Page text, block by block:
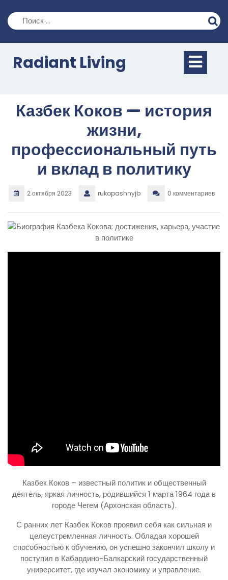
содержимому
Radiant Living
Казбек Коков — история
жизни,
профессиональный путь
и вклад в политику
2 октября 2023 rukopashnyjb 0 комментариев
Казбек Коков – известный политик и общественный
деятель, яркая личность, родившийся 1 марта 1964 года в
городе Чегем (Архонская область).
С ранних лет Казбек Коков проявил себя как сильная и
целеустремленная личность. Обладая хорошей
способностью к обучению, он успешно закончил школу и
поступил в Кабардино-Балкарский государственный
университет, где изучал экономику и управление.